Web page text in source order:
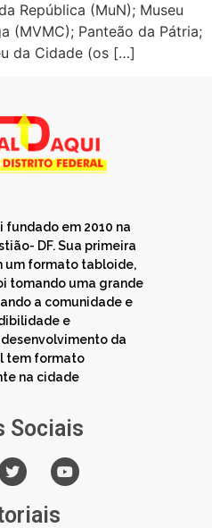
República (MuN); Museu
(MVMC); Panteão da Pátria;
da Cidade (os […]
fundado em 2010 na
DF. Sua primeira
um formato tabloide,
tomando uma grande
a comunidade e
e
da
tem formato
na cidade
Sociais